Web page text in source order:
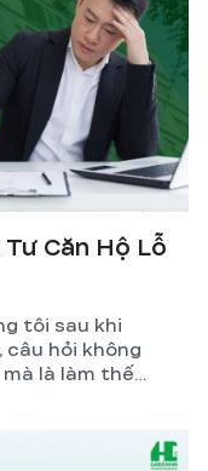
Căn Hộ Lỗ
tôi sau khi
câu hỏi không
là làm thế